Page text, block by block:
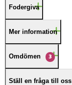
Fodergiva
Mer information
Omdömen 3
Ställ en fråga till